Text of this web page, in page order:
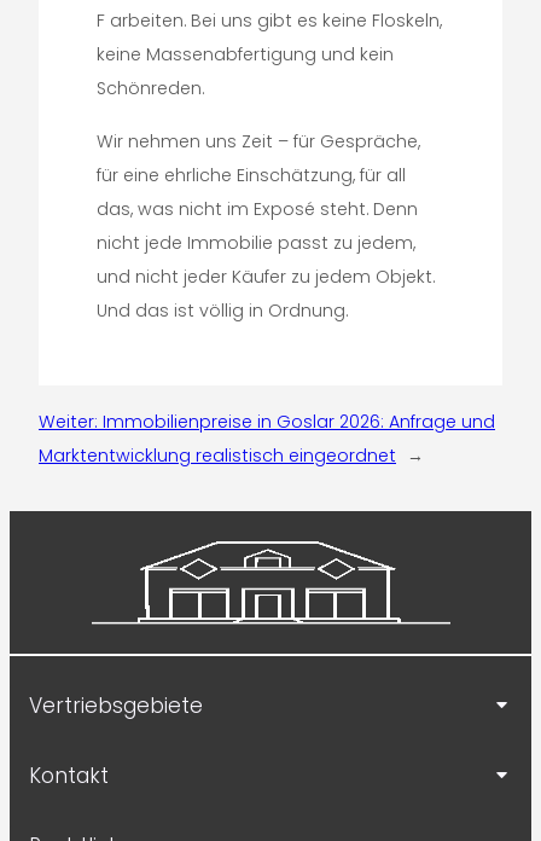
F arbeiten. Bei uns gibt es keine Floskeln,
keine Massenabfertigung und kein
Schönreden.
Wir nehmen uns Zeit – für Gespräche,
für eine ehrliche Einschätzung, für all
das, was nicht im Exposé steht. Denn
nicht jede Immobilie passt zu jedem,
und nicht jeder Käufer zu jedem Objekt.
Und das ist völlig in Ordnung.
Weiter: Immobilienpreise in Goslar 2026: Anfrage und
Marktentwicklung realistisch eingeordnet
→
Vertriebsgebiete
Kontakt